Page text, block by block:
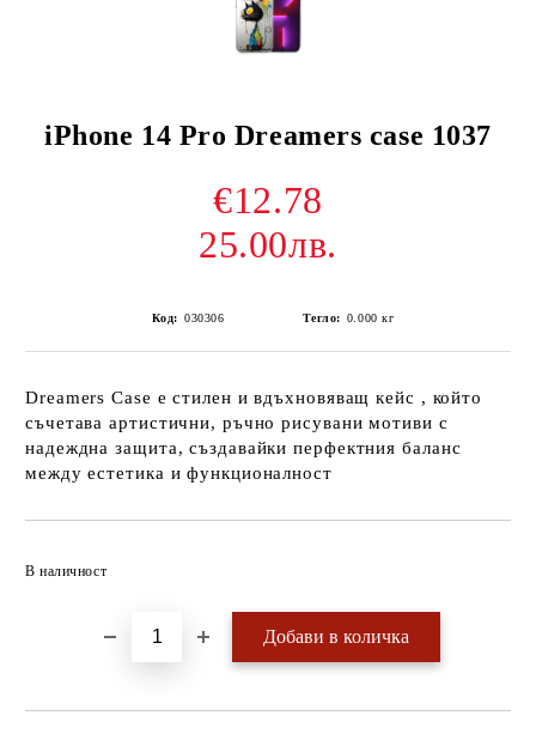
iPhone 14 Pro Dreamers case 1037
€12.78
25.00лв.
Код: 030306 Тегло: 0.000 кг
Dreamers Case е стилен и вдъхновяващ кейс , който
съчетава артистични, ръчно рисувани мотиви с
надеждна защита, създавайки перфектния баланс
между естетика и функционалност
В наличност